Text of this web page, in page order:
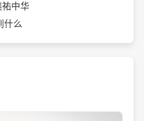
中华
什么